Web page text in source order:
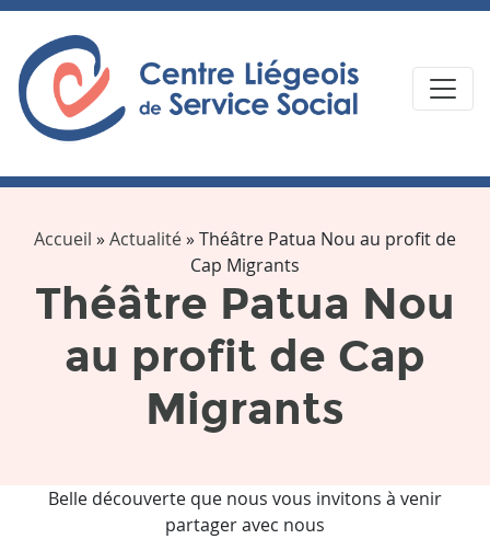
Accueil »Actualité»Théâtre Patua Nou au profit de
Cap Migrants
Théâtre Patua Nou
au profit de Cap
Migrants
Belle découverte que nous vous invitons à venir
partager avec nous